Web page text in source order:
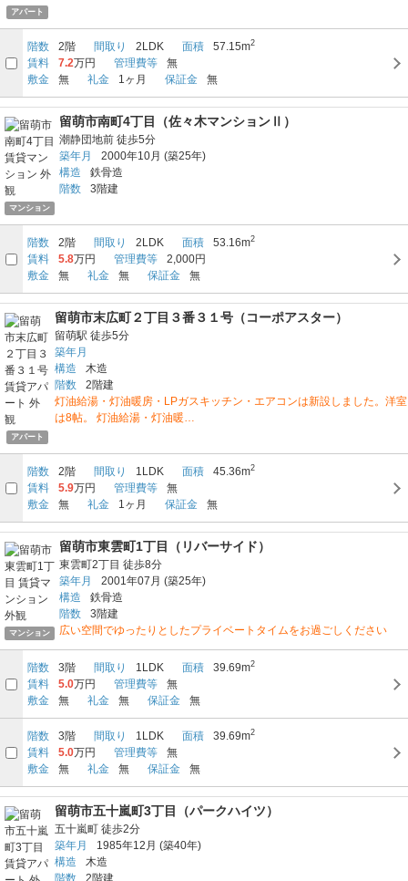
アパート
階数 2階 間取り 2LDK 面積 57.15m2
賃料 7.2万円 管理費等
無
敷金
無 礼金 1ヶ月 保証金 無
マンション
留萌市南町4丁目（佐々木マンションⅡ）
潮静団地前 徒歩5分
築年月
2000年10月 (築25年)
構造
鉄骨造
階数
3階建
階数 2階 間取り 2LDK 面積 53.16m2
賃料 5.8万円 管理費等
2,000円
敷金
無 礼金 無 保証金 無
アパート
留萌市末広町２丁目３番３１号（コーポアスター）
留萌駅 徒歩5分
築年月
構造
木造
階数
2階建
灯油給湯・灯油暖房・LPガスキッチン・エアコンは新設しました。洋室
は8帖。 灯油給湯・灯油暖…
階数 2階 間取り 1LDK 面積 45.36m2
賃料 5.9万円 管理費等
無
敷金
無 礼金 1ヶ月 保証金 無
マンション
留萌市東雲町1丁目（リバーサイド）
東雲町2丁目 徒歩8分
築年月
2001年07月 (築25年)
構造
鉄骨造
階数
3階建
広い空間でゆったりとしたプライベートタイムをお過ごしください
階数 3階 間取り 1LDK 面積 39.69m2
賃料 5.0万円 管理費等
無
敷金
無 礼金 無 保証金 無
階数 3階 間取り 1LDK 面積 39.69m2
賃料 5.0万円 管理費等
無
敷金
無 礼金 無 保証金 無
留萌市五十嵐町3丁目（パークハイツ）
五十嵐町 徒歩2分
築年月
1985年12月 (築40年)
構造
木造
階数
2階建